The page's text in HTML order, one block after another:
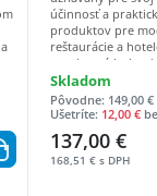
a
účinnosť a
produktov pre
reštaurácie a
navrhnutá
Bronwasserom.
kvalitným
farebná paleta,
nápojov na
pozornosť
doplnok každého
Skladom
Pôvodne: 149,00 €
Ušetríte: 12,00 €
137,00 €
168,51 € s DPH